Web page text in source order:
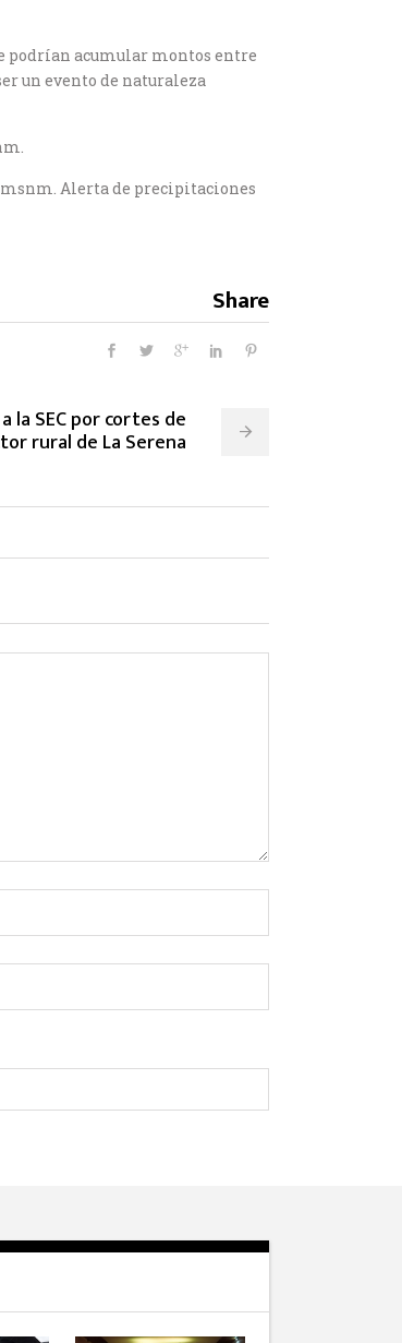
podrían acumular montos entre
un evento de naturaleza
Alerta de precipitaciones
Share
la SEC por cortes de
rural de La Serena